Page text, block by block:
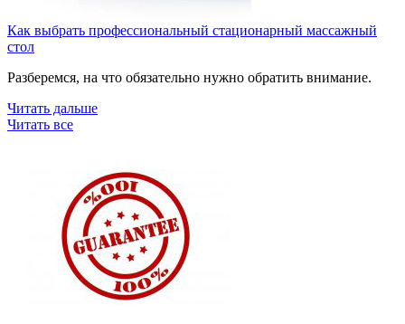
Как выбрать профессиональный стационарный массажный
стол
Разберемся, на что обязательно нужно обратить внимание.
Читать дальше
Читать все